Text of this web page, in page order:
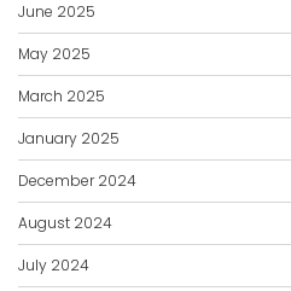
June 2025
May 2025
March 2025
January 2025
December 2024
August 2024
July 2024